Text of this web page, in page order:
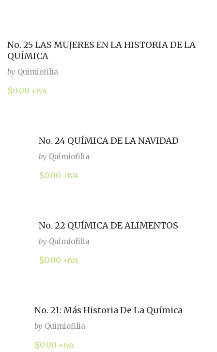
No. 25 LAS MUJERES EN LA HISTORIA DE LA
QUÍMICA
by Quimiofilia
$0.00 +IVA
No. 24 QUÍMICA DE LA NAVIDAD
by Quimiofilia
$0.00 +IVA
No. 22 QUÍMICA DE ALIMENTOS
by Quimiofilia
$0.00 +IVA
No. 21: Más Historia De La Química
by Quimiofilia
$0.00 +IVA